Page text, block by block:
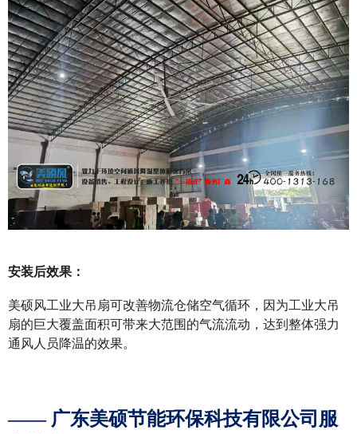
安装后效果：
美硕风工业大吊扇可改善物流仓储空气循环，因为工业大吊
扇的巨大覆盖面积可带来大范围的气流流动，达到整体强力
通风人员降温的效果。
—— 广东美硕节能环保科技有限公司服